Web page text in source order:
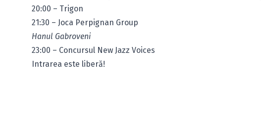
20:00 – Trigon
21:30 – Joca Perpignan Group
Hanul Gabroveni
23:00 – Concursul New Jazz Voices
Intrarea este liberă!